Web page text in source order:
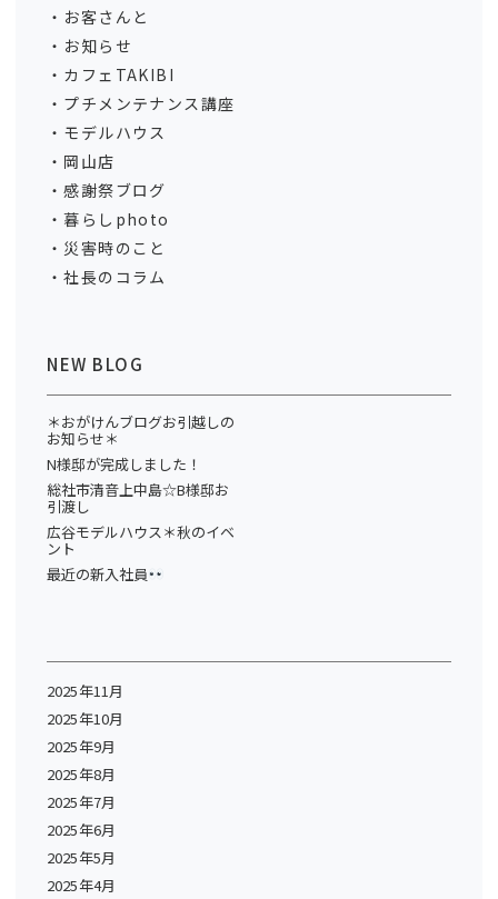
お客さんと
お知らせ
カフェTAKIBI
プチメンテナンス講座
モデルハウス
岡山店
感謝祭ブログ
暮らしphoto
災害時のこと
社長のコラム
NEW BLOG
＊おがけんブログお引越しの
お知らせ＊
N様邸が完成しました！
総社市清音上中島☆B様邸お
引渡し
広谷モデルハウス＊秋のイベ
ント
最近の新入社員
2025年11月
2025年10月
2025年9月
2025年8月
2025年7月
2025年6月
2025年5月
2025年4月